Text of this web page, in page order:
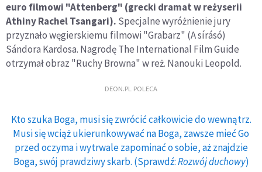
euro filmowi "Attenberg" (grecki dramat w reżyserii
Athiny Rachel Tsangari). Specjalne wyróżnienie jury
przyznało węgierskiemu filmowi "Grabarz" (A sírásó)
Sándora Kardosa. Nagrodę The International Film Guide
otrzymał obraz "Ruchy Browna" w reż. Nanouki Leopold.
DEON.PL POLECA
Kto szuka Boga, musi się zwrócić całkowicie do wewnątrz.
Musi się wciąż ukierunkowywać na Boga, zawsze mieć Go
przed oczyma i wytrwale zapominać o sobie, aż znajdzie
Boga, swój prawdziwy skarb. (Sprawdź:Rozwój duchowy)